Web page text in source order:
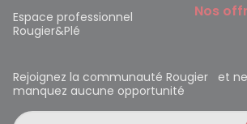
Espace professionnel
Rougier&Plé
Nos
Rejoignez la communauté Rougier et ne
manquez aucune opportunité